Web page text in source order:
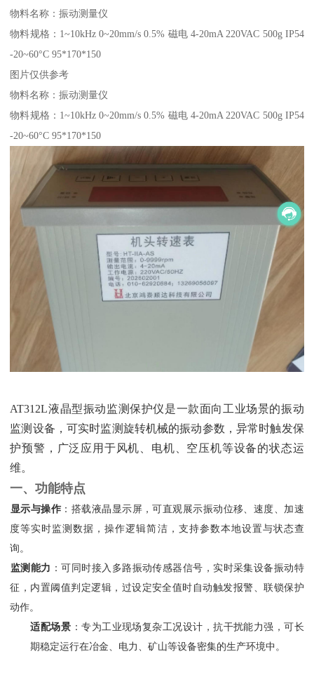
物料名称：振动测量仪
物料规格：1~10kHz 0~20mm/s 0.5% 磁电 4-20mA 220VAC 500g IP54
-20~60°C 95*170*150
图片仅供参考
物料名称：振动测量仪
物料规格：1~10kHz 0~20mm/s 0.5% 磁电 4-20mA 220VAC 500g IP54
-20~60°C 95*170*150
AT312L液晶型振动监测保护仪是一款面向工业场景的振动
监测设备，可实时监测旋转机械的振动参数，异常时触发保
护预警，广泛应用于风机、电机、空压机等设备的状态运
维。
一、功能特点
显示与操作‌：搭载液晶显示屏，可直观展示振动位移、速度、加速
度等实时监测数据，操作逻辑简洁，支持参数本地设置与状态查
询。
监测能力 ‌：可同时接入多路振动传感器信号，实时采集设备振动特
征，内置阈值判定逻辑，过设定安全值时自动触发报警、联锁保护
动作。
适配场景 ‌：专为工业现场复杂工况设计，抗干扰能力强，可长
期稳定运行在冶金、电力、矿山等设备密集的生产环境中。